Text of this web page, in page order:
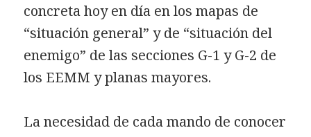
concreta hoy en día en los mapas de
“situación general” y de “situación del
enemigo” de las secciones G-1 y G-2 de
los EEMM y planas mayores.
La necesidad de cada mando de conocer